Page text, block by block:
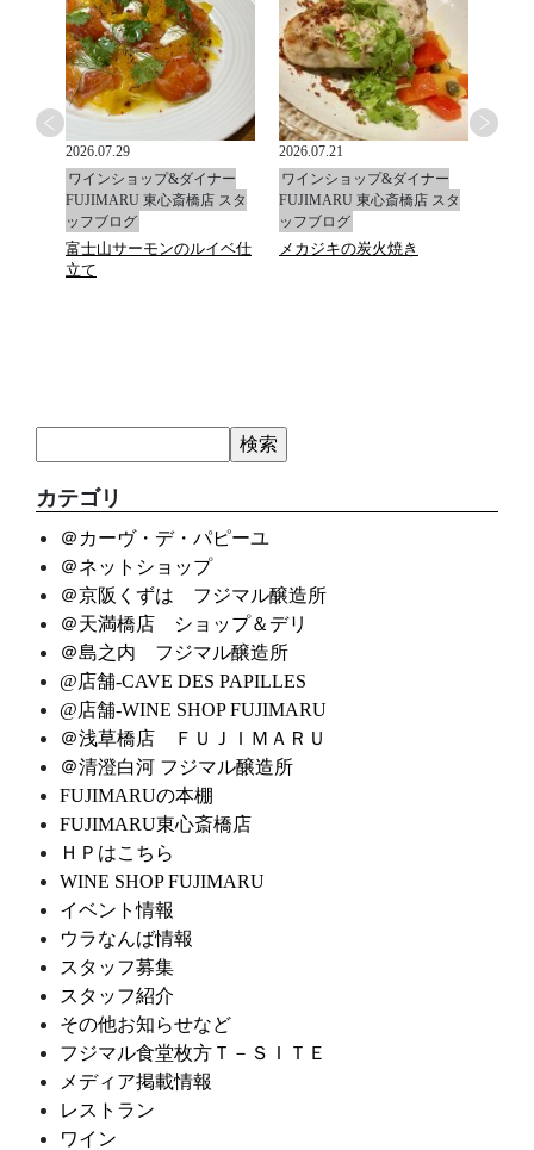
2026.07.29
ワインショップ&ダイナー
FUJIMARU 東心斎橋店 スタ
ッフブログ
富士山サーモンのルイベ仕
立て
2026.07.21
ワインショップ&ダイナー
FUJIMARU 東心斎橋店 スタ
ッフブログ
メカジキの炭火焼き
カテゴリ
＠カーヴ・デ・パピーユ
＠ネットショップ
＠京阪くずは フジマル醸造所
＠天満橋店 ショップ＆デリ
＠島之内 フジマル醸造所
@店舗-CAVE DES PAPILLES
@店舗-WINE SHOP FUJIMARU
＠浅草橋店 ＦＵＪＩＭＡＲＵ
＠清澄白河 フジマル醸造所
FUJIMARUの本棚
FUJIMARU東心斎橋店
ＨＰはこちら
WINE SHOP FUJIMARU
イベント情報
ウラなんば情報
スタッフ募集
スタッフ紹介
その他お知らせなど
フジマル食堂枚方Ｔ－ＳＩＴＥ
メディア掲載情報
レストラン
ワイン